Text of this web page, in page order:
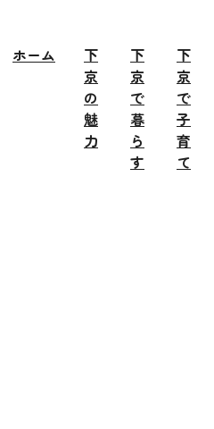
ホーム
下
京
の
魅
力
下
京
で
暮
ら
す
下
京
で
子
育
て